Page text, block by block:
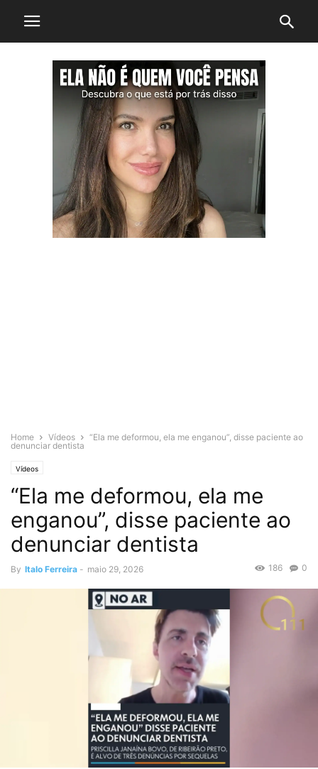
Home Vídeos
“Ela me deformou, ela me enganou”, disse paciente ao
denunciar dentista
Vídeos
“Ela me deformou, ela me
enganou”, disse paciente ao
denunciar dentista
By Italo Ferreira - maio 29, 2026 0
186